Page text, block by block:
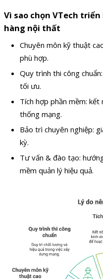
Vì sao chọn VTech
hàng nội thất
Chuyên môn kỹ thuật
phù hợp.
Quy trình thi công
tối ưu.
Tích hợp phần mềm: kết
thống mạng.
Bảo trì chuyên nghiệp:
kỳ.
Tư vấn & đào tạo:
mềm quản lý hiệu quả.